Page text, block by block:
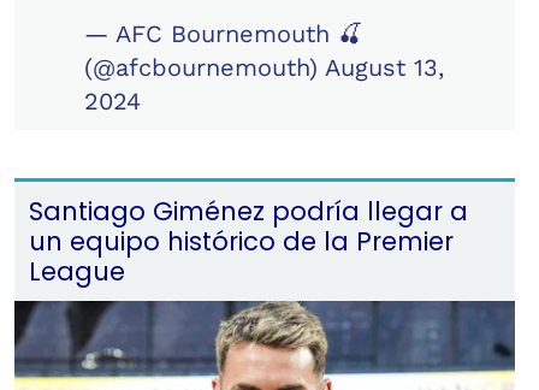
— AFC Bournemouth 🍒
(@afcbournemouth) August 13,
2024
Santiago Giménez podría llegar a
un equipo histórico de la Premier
League